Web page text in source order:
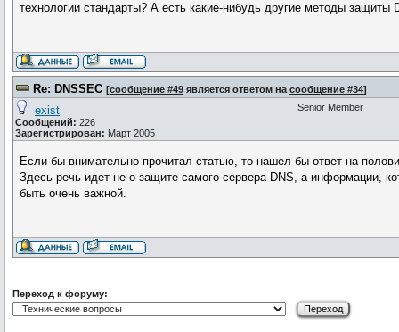
технологии стандарты? А есть какие-нибудь другие методы
Re: DNSSEC [сообщение #49 является ответом на сообщение #34]
exist
Сообщений: 226
Зарегистрирован: Март 2005
Senior Member
Если бы внимательно прочитал статью, то нашел бы ответ на
Здесь речь идет не о защите самого сервера DNS, а информации,
быть очень важной.
Переход к форуму: